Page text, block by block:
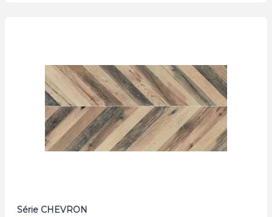
Série CHEVRON